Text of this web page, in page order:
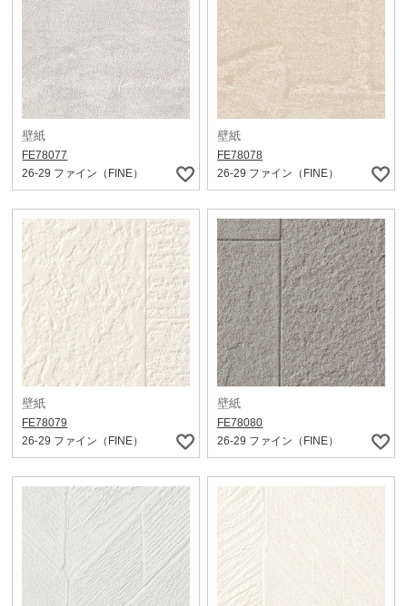
壁紙
FE78077
26-29 ファイン（FINE）
壁紙
FE78078
26-29 ファイン（FINE）
壁紙
FE78079
26-29 ファイン（FINE）
壁紙
FE78080
26-29 ファイン（FINE）